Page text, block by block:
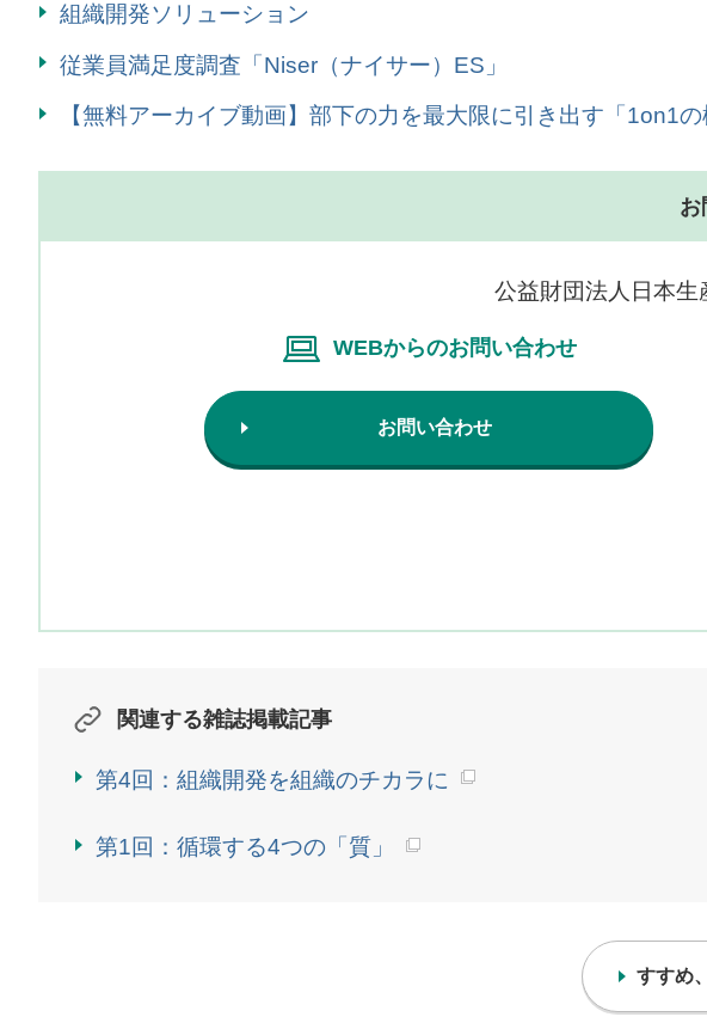
組織開発ソリューション
従業員満足度調査「Niser（ナイサー）ES」
【無料アーカイブ動画】部下の力を最大限に引き出す「1on1の
お
公益財団法人日本
WEBからのお問い合わせ
お問い合わせ
関連する雑誌掲載記事
第4回：組織開発を組織のチカラに
第1回：循環する4つの「質」
すすめ